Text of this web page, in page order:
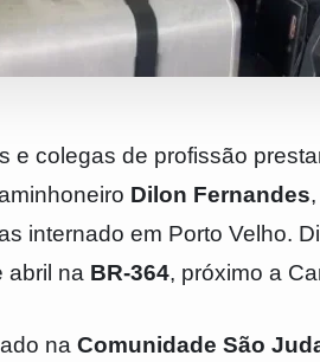
e colegas de profissão
Dilon Fernandes
internado em Porto Velho.
abril na BR-364, próximo a
na Comunidade São